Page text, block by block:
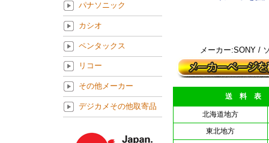
メーカー:SONY /
送 料 表
北海道地方
東北地方
パナソニック
カシオ
ペンタックス
リコー
その他メーカー
デジカメその他取寄品